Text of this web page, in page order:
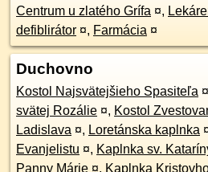
Centrum u zlatého Grífa ¤,
defiblirátor ¤, Farmácia ¤
Duchovno
Kostol Najsvätejšieho Spasiteľa ¤
svätej Rozálie ¤, Kostol
Ladislava ¤, Loretánska kaplnka
Evanjelistu ¤, Kaplnka sv.
Panny Márie ¤, Kaplnka